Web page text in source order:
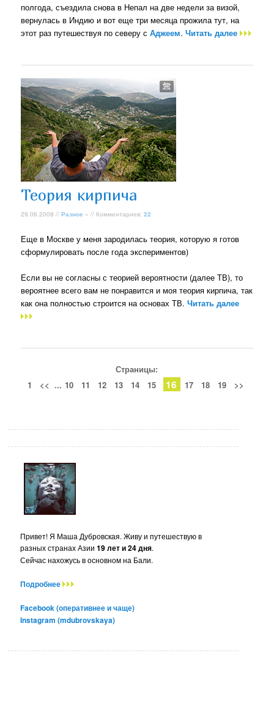
полгода, съездила снова в Непал на две недели за визой,
вернулась в Индию и вот еще три месяца прожила тут, на
этот раз путешествуя по северу сАджеем.Читать далее
Теория кирпича
29.06.2008 //Разное » // Комментариев:22
Еще в Москве у меня зародилась теория, которую я готов
сформулировать после года экспериментов)
Если вы не согласны с теорией вероятности (далее ТВ), то
вероятнее всего вам не понравится и моя теория кирпича, так
как она полностью строится на основах ТВ.Читать далее
Страницы:
1
<< ... 10 11 12 13 14 15 16 17 18 19 >>
Привет! Я Маша Дубровская. Живу и путешествую в
разных странах Азии19 лет и 24 дня.
Сейчас нахожусь в основном на Бали.
Подробнее
Facebook (оперативнее и чаще)
Instagram (mdubrovskaya)